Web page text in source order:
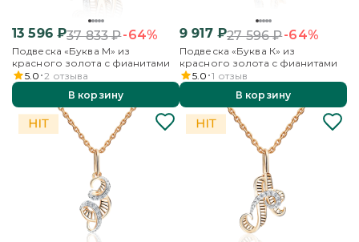
13 596₽37 833₽-64%
Подвеска «Буква М» из
красного золота с фианитами
5.0 2 отзыва
В корзину
9 917₽27 596₽-64%
Подвеска «Буква К» из
красного золота с фианитами
5.0 1 отзыв
В корзину